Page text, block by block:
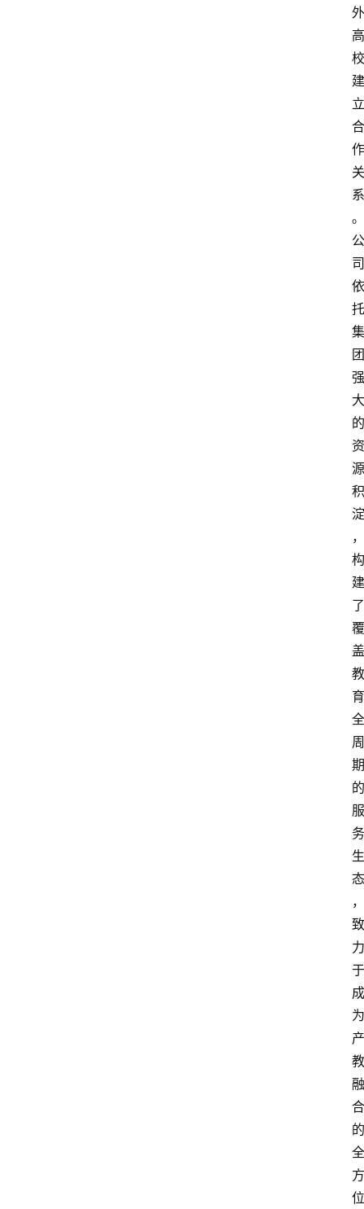
外
高
校
建
立
合
作
关
系
。
公
司
依
托
集
团
强
大
的
资
源
积
淀
，
构
建
了
覆
盖
教
育
全
周
期
的
服
务
生
态
，
致
力
于
成
为
产
教
融
合
的
全
方
位